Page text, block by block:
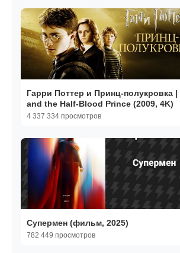
Гарри Поттер и Принц-полукровка |
and the Half-Blood Prince (2009, 4K)
4 337 334 просмотров
Супермен (фильм, 2025)
782 449 просмотров